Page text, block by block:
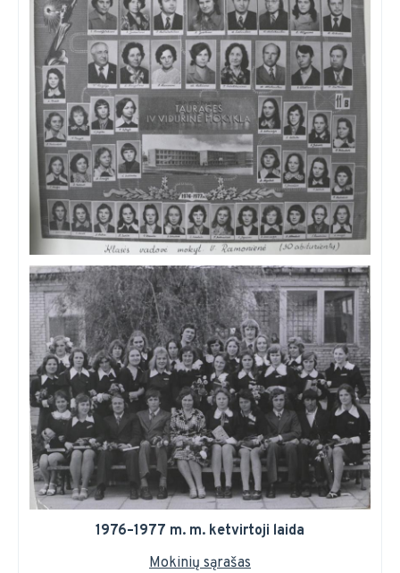
1976–1977 m. m. ketvirtoji laida
Mokinių sąrašas